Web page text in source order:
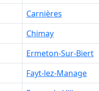
Carnières
Chimay
Ermeton-Sur-Biert
Fayt-lez-Manage